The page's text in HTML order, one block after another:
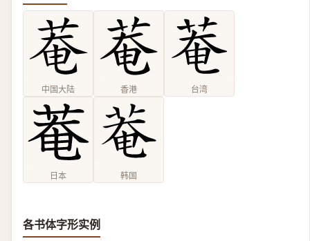
中国大陆 香港 台湾
日本 韩国
各书体字形实例